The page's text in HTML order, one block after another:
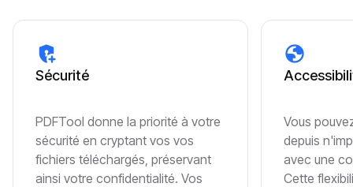
Sécurité
PDFTool donne la priorité à votre
sécurité en cryptant vos vos
fichiers téléchargés, préservant
ainsi votre confidentialité. Vos
Vous
depuis
avec une
Cette